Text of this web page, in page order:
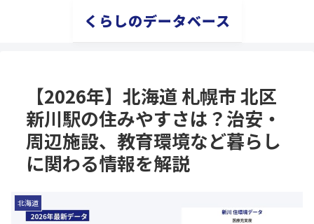
くらしのデータベース
【2026年】北海道 札幌市 北区
新川駅の住みやすさは？治安・
周辺施設、教育環境など暮らし
に関わる情報を解説
北海道